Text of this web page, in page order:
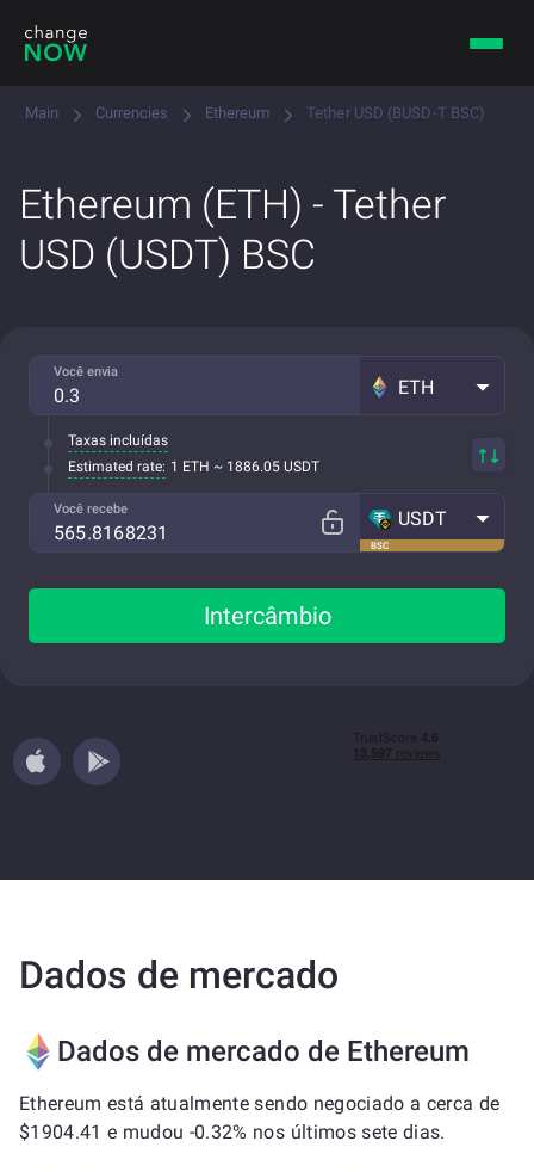
Main Currencies Ethereum Tether USD (BUSD-T BSC)
Ethereum (ETH) - Tether
USD (USDT) BSC
Você envia
ETH
Taxas incluídas
Estimated rate: 1 ETH ~ 1886.05 USDT
Você recebe
BSC
USDT
Intercâmbio
Dados de mercado
Dados de mercado de Ethereum
Ethereum está atualmente sendo negociado a cerca de
$1904.41 e mudou -0.32% nos últimos sete dias.